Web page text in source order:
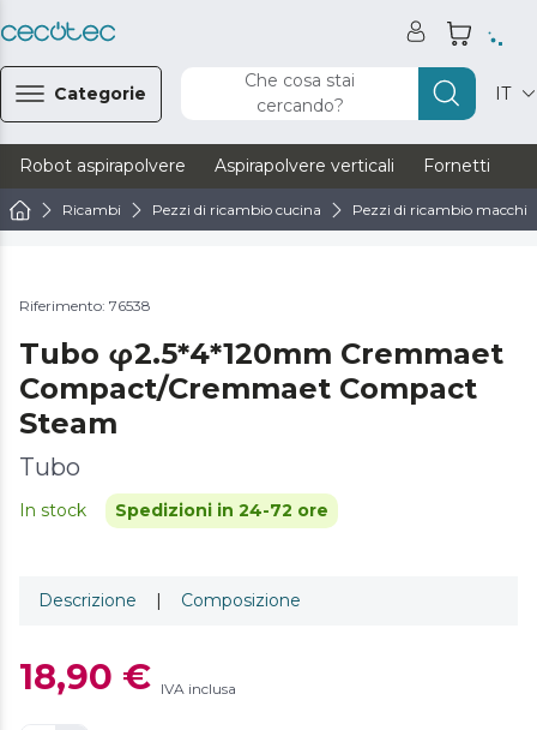
Categorie
Che cosa stai
cercando?
IT
Robot aspirapolvere Aspirapolvere verticali Fornetti
Ricambi Pezzi di ricambio cucina Pezzi di ricambio
Riferimento: 76538
Tubo φ2.5*4*120mm Cremmaet
Compact/Cremmaet Compact
Steam
Tubo
In stock Spedizioni in 24-72 ore
Descrizione | Composizione
18,90 € IVA inclusa